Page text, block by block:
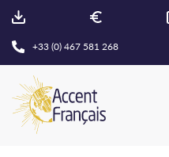
+33 (0) 467 581 268